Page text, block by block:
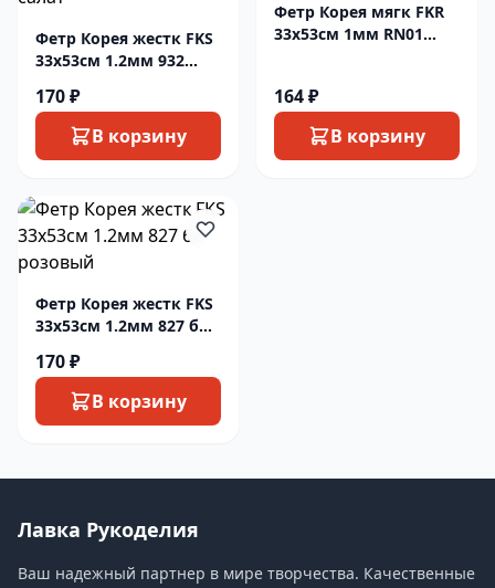
Фетр Корея жестк FKS
33х53см 1.2мм 932
170 ₽
В корзину
Фетр Корея мягк FKR
33х53см 1мм RN01
164 ₽
В корзину
Фетр Корея жестк FKS
33х53см 1.2мм 827 бл
170 ₽
В корзину
Лавка Рукоделия
Ваш надежный партнер в мире творчества. Качественные